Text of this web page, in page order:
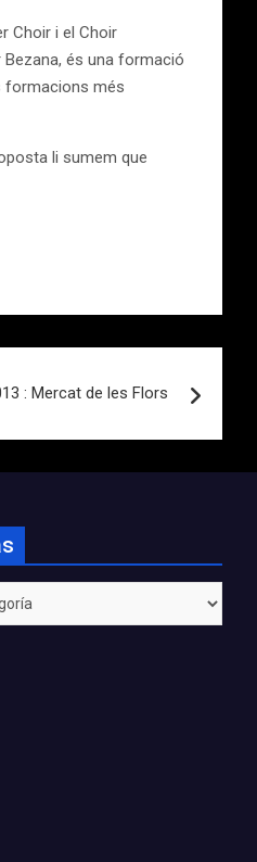
Choir i el Choir
és una formació
formacions més
li sumem que
: Mercat de les Flors